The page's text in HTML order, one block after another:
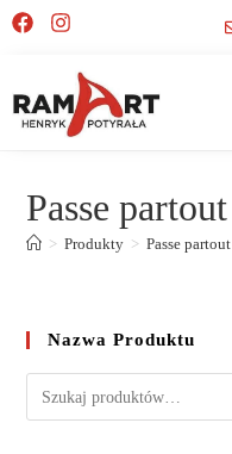
Passe partout
> Produkty > Passe partout
Nazwa Produktu